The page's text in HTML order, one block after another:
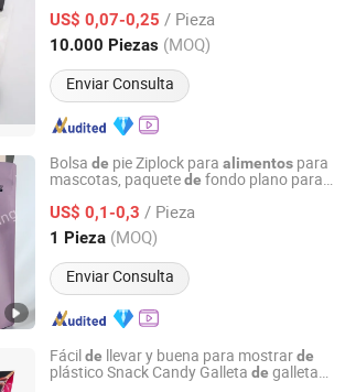
ventana frontal, resellable, con cierre tipo
zip y a prueba
olores
US$ 0,07-0,25 / Pieza
10.000 Piezas (MOQ)
Enviar Consulta
Desde 2020
Bolsa de pie Ziplock para alimentos para
mascotas, paquetede fondo plano para
US$ 0,1-0,3 / Pieza
1 Pieza (MOQ)
Enviar Consulta
International Trade Co., Ltd.
Desde 2025
Fácilde llevar y buena para mostrarde
plástico Snack Candy Galleta de galleta
Packaging Industrial Co., Ltd.